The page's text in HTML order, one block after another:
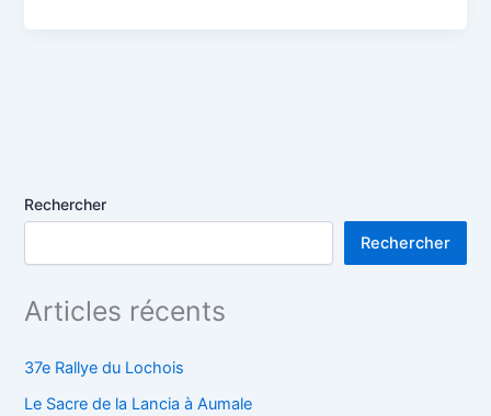
Rechercher
Rechercher
Articles récents
37e Rallye du Lochois
Le Sacre de la Lancia à Aumale